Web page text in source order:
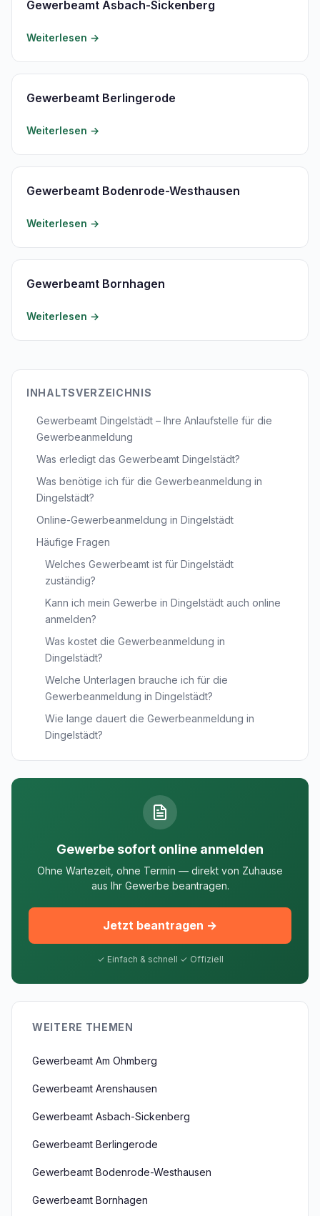
Gewerbeamt Asbach-Sickenberg
Weiterlesen →
Gewerbeamt Berlingerode
Weiterlesen →
Gewerbeamt Bodenrode-Westhausen
Weiterlesen →
Gewerbeamt Bornhagen
Weiterlesen →
INHALTSVERZEICHNIS
Gewerbeamt Dingelstädt – Ihre Anlaufstelle für die
Gewerbeanmeldung
Was erledigt das Gewerbeamt Dingelstädt?
Was benötige ich für die Gewerbeanmeldung in
Dingelstädt?
Online-Gewerbeanmeldung in Dingelstädt
Häufige Fragen
Welches Gewerbeamt ist für Dingelstädt
zuständig?
Kann ich mein Gewerbe in Dingelstädt auch online
anmelden?
Was kostet die Gewerbeanmeldung in
Dingelstädt?
Welche Unterlagen brauche ich für die
Gewerbeanmeldung in Dingelstädt?
Wie lange dauert die Gewerbeanmeldung in
Dingelstädt?
Gewerbe sofort online anmelden
Ohne Wartezeit, ohne Termin — direkt von Zuhause
aus Ihr Gewerbe beantragen.
Jetzt beantragen →
✓ Einfach & schnell ✓ Offiziell
WEITERE THEMEN
Gewerbeamt Am Ohmberg
Gewerbeamt Arenshausen
Gewerbeamt Asbach-Sickenberg
Gewerbeamt Berlingerode
Gewerbeamt Bodenrode-Westhausen
Gewerbeamt Bornhagen